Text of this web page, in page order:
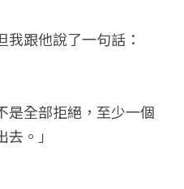
跟他說了一句話：
是全部拒絕，至少一個
。」